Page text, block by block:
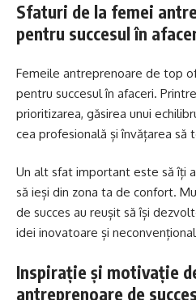
Sfaturi de la femei
pentru succesul în
Femeile antreprenoare de top
pentru succesul în afaceri.
prioritizarea, găsirea unui
cea profesională și învățarea să
Un alt sfat important este să îți
să ieși din zona ta de confort.
de succes au reușit să își
idei inovatoare și
Inspirație și motivație
antreprenoare de succes